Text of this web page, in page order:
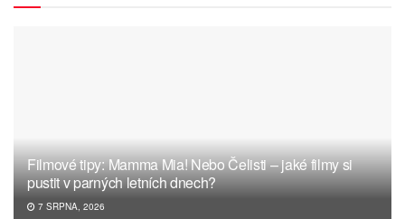
Filmové tipy: Mamma Mia! Nebo Čelisti – jaké filmy si
pustit v parných letních dnech?
7 SRPNA, 2026